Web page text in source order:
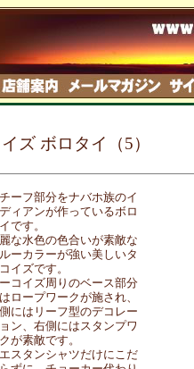
ズ ボロタイ（5）
ーフ部分をナバホ族のイ
ィアンが作っているボロ
です。
な水色の色合いが素敵な
ーカラーが強い美しいタ
イズです。
コイズ周りのベース部分
ロープワークが施され、
にはリーフ型のデコレー
ン、右側にはスタンプワ
が素敵です。
スタンシャツだけにこだ